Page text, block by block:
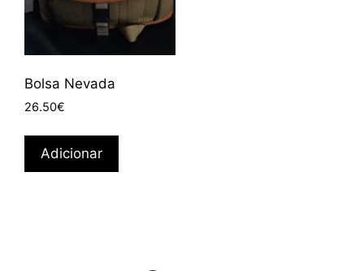
Bolsa Nevada
26.50€
Adicionar